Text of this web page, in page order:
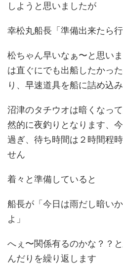
しようと思いましたが
幸松丸船長「準備出来たら行
松ちゃん早いなぁ〜と思い
は直ぐにでも出船したかっ
り、早速道具を船に詰め込
沼津のタチウオは暗くなっ
然的に夜釣りとなります、
過ぎ、待ち時間は２時間程
せん
着々と準備していると
船長が「今日は雨だし暗い
よ」
へぇ〜関係有るのかな？？
んだりを繰り返します